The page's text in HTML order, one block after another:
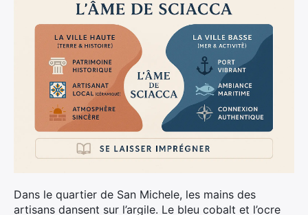
Dans le quartier de San Michele, les mains des
artisans dansent sur l’argile. Le bleu cobalt et l’ocre